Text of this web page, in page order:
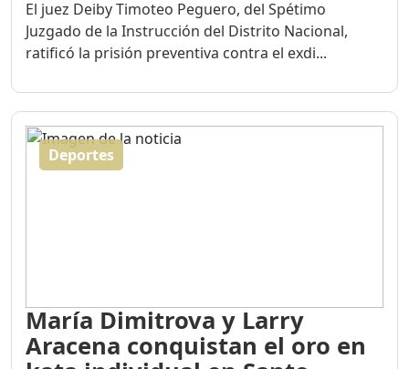
El juez Deiby Timoteo Peguero, del Spétimo
Juzgado de la Instrucción del Distrito Nacional,
ratificó la prisión preventiva contra el exdi...
Deportes
María Dimitrova y Larry
Aracena conquistan el oro en